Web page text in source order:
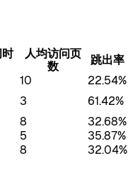
时
人均访问页
数
跳出率
10
22.54%
3
61.42%
8
32.68%
5
35.87%
8 32.04%